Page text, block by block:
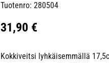
Tuotenro: 280504
31,90 €
Kokkiveitsi lyhkäisemmällä